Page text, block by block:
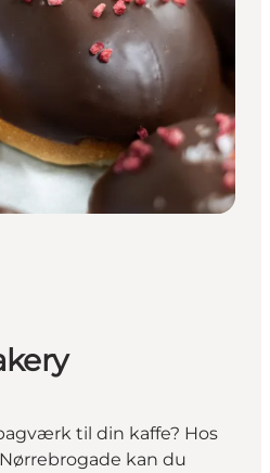
til din kaffe? Hos
kan du